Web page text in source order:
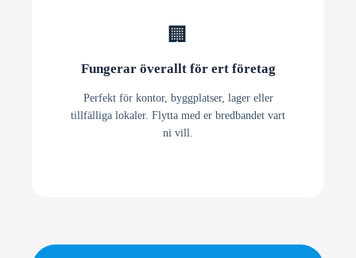
🏢
Fungerar överallt för ert företag
Perfekt för kontor, byggplatser, lager eller
tillfälliga lokaler. Flytta med er bredbandet vart
ni vill.